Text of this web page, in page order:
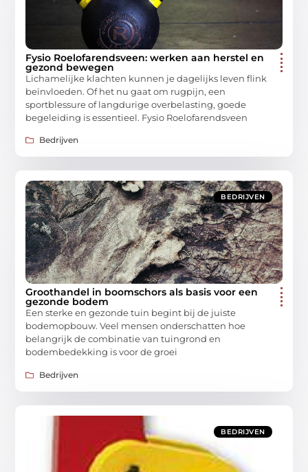
Fysio Roelofarendsveen: werken aan herstel en
gezond bewegen
Lichamelijke klachten kunnen je dagelijks leven flink
beïnvloeden. Of het nu gaat om rugpijn, een
sportblessure of langdurige overbelasting, goede
begeleiding is essentieel. Fysio Roelofarendsveen
Bedrijven
BEDRIJVEN
Groothandel in boomschors als basis voor een
gezonde bodem
Een sterke en gezonde tuin begint bij de juiste
bodemopbouw. Veel mensen onderschatten hoe
belangrijk de combinatie van tuingrond en
bodembedekking is voor de groei
Bedrijven
BEDRIJVEN